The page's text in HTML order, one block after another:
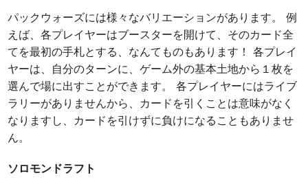
パックウォーズには様々なバリエーションがあります。 例
えば、各プレイヤーはブースターを開けて、そのカード全
てを最初の手札とする、なんてものもあります！ 各プレイ
ヤーは、自分のターンに、ゲーム外の基本土地から１枚を
選んで場に出すことができます。 各プレイヤーにはライブ
ラリーがありませんから、カードを引くことは意味がなく
なりますし、カードを引けずに負けになることもありませ
ん。
ソロモンドラフト